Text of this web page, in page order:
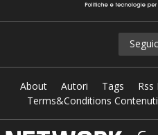
About Autori Tags Rss
Terms&Conditions